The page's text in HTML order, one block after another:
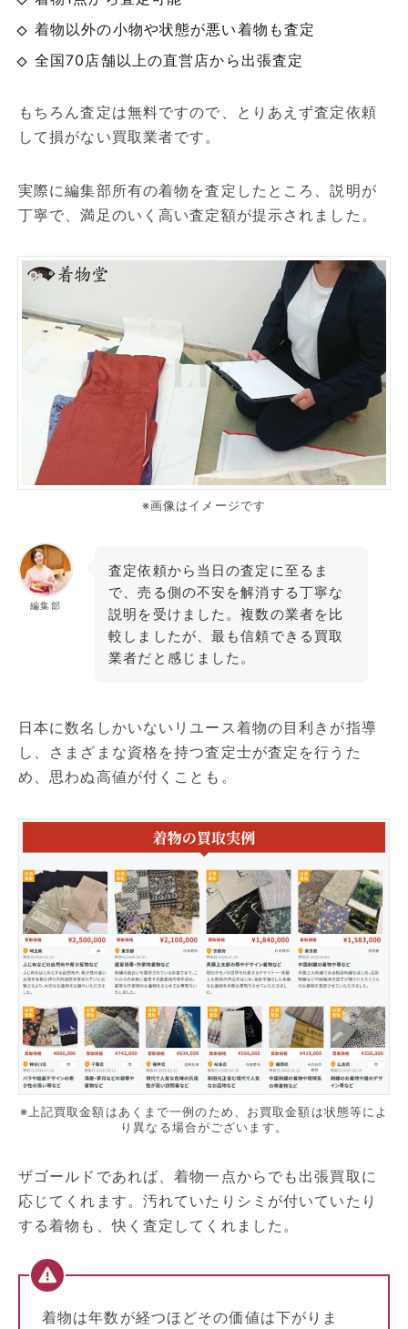
着物以外の小物や状態が悪い着物も査定
全国70店舗以上の直営店から出張査定
もちろん査定は無料ですので、とりあえず査定依頼
して損がない買取業者です。
実際に編集部所有の着物を査定したところ、説明が
丁寧で、満足のいく高い査定額が提示されました。
※画像はイメージです
編集部
査定依頼から当日の査定に至るま
で、売る側の不安を解消する丁寧な
説明を受けました。複数の業者を比
較しましたが、最も信頼できる買取
業者だと感じました。
日本に数名しかいないリユース着物の目利きが指導
し、さまざまな資格を持つ査定士が査定を行うた
め、思わぬ高値が付くことも。
※上記買取金額はあくまで一例のため、お買取金額は状態等によ
り異なる場合がございます。
ザゴールドであれば、着物一点からでも出張買取に
応じてくれます。汚れていたりシミが付いていたり
する着物も、快く査定してくれました。
着物は年数が経つほどその価値は下がりま